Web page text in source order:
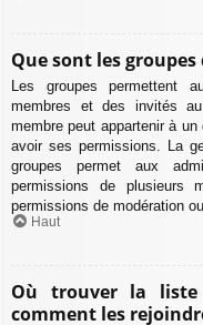
Que sont les
Les groupes permettent
membres et des invités
membre peut appartenir à
avoir ses permissions. La
groupes permet aux
permissions de plusieurs
permissions de modération
Haut
Où trouver la liste
comment les